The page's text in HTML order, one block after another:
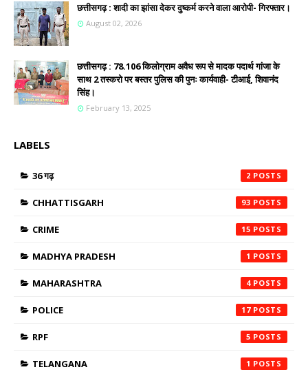
छत्तीसगढ़ : शादी का झांसा देकर दुष्कर्म करने वाला आरोपी- गिरफ्तार।
August 02, 2026
छत्तीसगढ़ : 78.106 किलोग्राम अवैध रूप से मादक पदार्थ गांजा के
साथ 2 तस्करो पर बस्तर पुलिस की पुनः कार्यवाही- टीआई, शिवानंद
सिंह।
February 13, 2025
LABELS
36 गढ़ 2
CHHATTISGARH 93
CRIME 15
MADHYA PRADESH 1
MAHARASHTRA 4
POLICE 17
RPF 5
TELANGANA 1